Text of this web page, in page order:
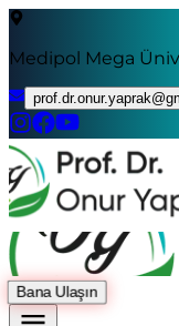
Medipol Mega
Bana Ulaşın